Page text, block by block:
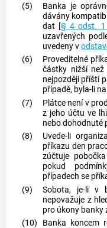
(5)
Banka je
dávány
dat [§ 4 odst. 1
uzavřených
uvedeny v
(6)
Proveditelné
částky nižší
nejpozději příští
případě, byla-li
(7)
Plátce není v
z jeho účtu ve
nebo dohodnuté
(8)
Uvede-li
příkazu den
zúčtuje
pokud
případech se
(9)
Sobota, je-li v
nepovažuje z
pro úkony banky
(10)
Banka koncem